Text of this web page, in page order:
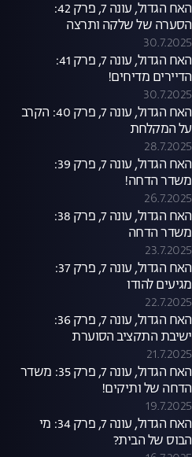
האח הגדול, עונה 7, פרק 42:
הסערה של שלקה ותרצה
30.7.2025
האח הגדול, עונה 7, פרק 41:
הדיירים מדיחים!
30.7.2025
האח הגדול, עונה 7, פרק 40: הקרב
על המקלחת
28.7.2025
האח הגדול, עונה 7, פרק 39:
משדר הדחה!
26.7.2025
האח הגדול, עונה 7, פרק 38:
משדר הדחה
23.7.2025
האח הגדול, עונה 7, פרק 37:
מגיעים להודו
22.7.2025
האח הגדול, עונה 7, פרק 36:
ישיבת התקציב הסוערת
21.7.2025
האח הגדול, עונה 7, פרק 35: משדר
הדחה של ותיקים!
19.7.2025
האח הגדול, עונה 7, פרק 34: מי
הבוס של הבית?